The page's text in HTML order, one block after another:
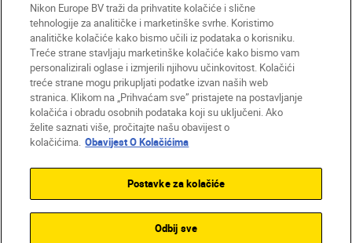
HR Nikon Sites
Obratite nam se
Obavijest o zaštiti privatnosti
Uvjeti upotrebe
Obavijest o kolačićima
Postavke kolačića
© 2026 Nikon
Back to top
Nikon Europe BV traži da prihvatite kolačiće i slične
tehnologije za analitičke i marketinške svrhe. Koristimo
analitičke kolačiće kako bismo učili iz podataka o korisniku.
Treće strane stavljaju marketinške kolačiće kako bismo vam
personalizirali oglase i izmjerili njihovu učinkovitost. Kolačići
treće strane mogu prikupljati podatke izvan naših web
stranica. Klikom na „Prihvaćam sve” pristajete na postavljanje
kolačića i obradu osobnih podataka koji su uključeni. Ako
želite saznati više, pročitajte našu obavijest o
kolačićima. Obavijest O Kolačićima
Postavke za kolačiće
Odbij sve